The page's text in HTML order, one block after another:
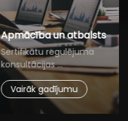
Apmācība un atbalsts
Sertifikātu regulējuma
konsultācijas
Palīdzība produktu
lokalizācijā
Vairāk gadījumu